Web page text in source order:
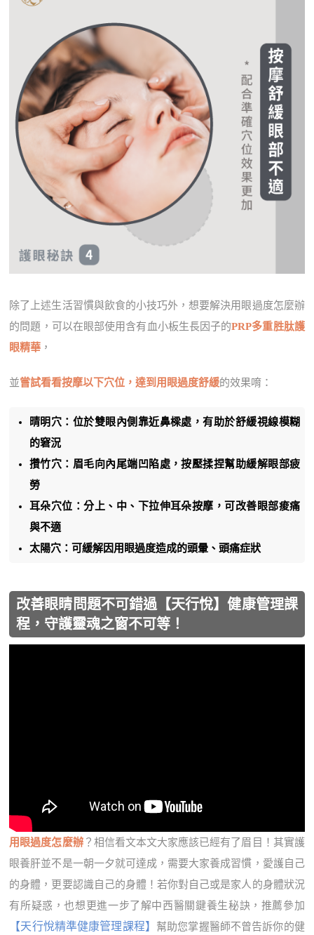
除了上述生活習慣與飲食的小技巧外，想要解決用眼過度怎麼辦
的問題，可以在眼部使用含有血小板生長因子的PRP多重胜肽護
眼精華 ，
並嘗試看看按摩以下穴位，達到用眼過度舒緩的效果唷：
晴明穴：位於雙眼內側靠近鼻樑處，有助於舒緩視線模糊
的窘況
攢竹穴：眉毛向內尾端凹陷處，按壓揉捏幫助緩解眼部疲
勞
耳朵穴位：分上、中、下拉伸耳朵按摩，可改善眼部痠痛
與不適
太陽穴：可緩解因用眼過度造成的頭暈、頭痛症狀
改善眼睛問題不可錯過【天行悅】健康管理課
程，守護靈魂之窗不可等！
用眼過度怎麼辦？相信看文本文大家應該已經有了眉目！其實護
眼養肝並不是一朝一夕就可達成，需要大家養成習慣，愛護自己
的身體，更要認識自己的身體！若你對自己或是家人的身體狀況
有所疑惑，也想更進一步了解中西醫關鍵養生秘訣，推薦參加
【天行悅精準健康管理課程】 幫助您掌握醫師不曾告訴你的健